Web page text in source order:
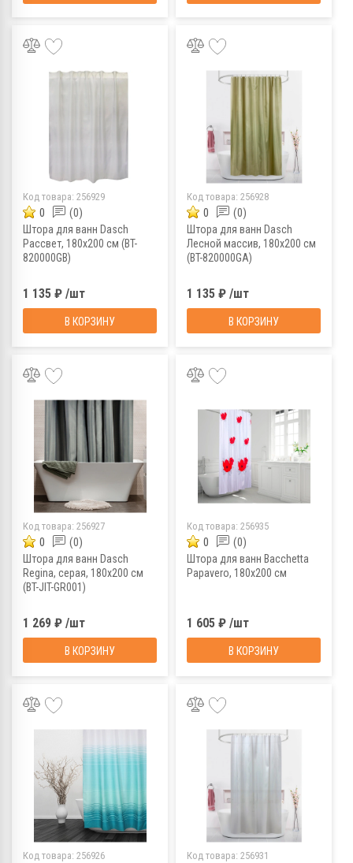
Код товара: 256929
0 (0)
Штора для ванн Dasch
Рассвет, 180х200 см (BT-
820000GB)
1 135 ₽ /шт
В КОРЗИНУ
Код товара: 256928
0 (0)
Штора для ванн Dasch
Лесной массив, 180х200 см
(BT-820000GA)
1 135 ₽ /шт
В КОРЗИНУ
Код товара: 256927
0 (0)
Штора для ванн Dasch
Regina, серая, 180х200 см
(BT-JIT-GR001)
1 269 ₽ /шт
В КОРЗИНУ
Код товара: 256935
0 (0)
Штора для ванн Bacchetta
Papavero, 180х200 см
1 605 ₽ /шт
В КОРЗИНУ
Код товара: 256926 Код товара: 256931